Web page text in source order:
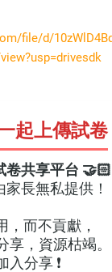
file/d/
起上傳試卷
卷共享平台 🤝🏻
長無私提供！
而不貢獻，
享，資源枯竭。
分享 ❗